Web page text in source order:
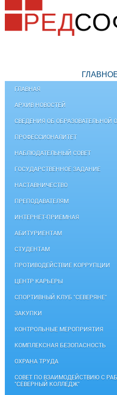
ГЛАВНАЯ
АРХИВ НОВОСТЕЙ
СВЕДЕНИЯ ОБ ОБРАЗОВАТЕЛЬНОЙ
ПРОФЕССИОНАЛИТЕТ
НАБЛЮДАТЕЛЬНЫЙ СОВЕТ
ГОСУДАРСТВЕННОЕ ЗАДАНИЕ
НАСТАВНИЧЕСТВО
ПРЕПОДАВАТЕЛЯМ
ИНТЕРНЕТ-ПРИЕМНАЯ
АБИТУРИЕНТАМ
СТУДЕНТАМ
ПРОТИВОДЕЙСТВИЕ КОРРУПЦИИ
ЦЕНТР КАРЬЕРЫ
СПОРТИВНЫЙ КЛУБ "СЕВЕРЯНЕ"
ЗАКУПКИ
КОНТРОЛЬНЫЕ МЕРОПРИЯТИЯ
КОМПЛЕКСНАЯ БЕЗОПАСНОСТЬ
ОХРАНА ТРУДА
СОВЕТ ПО ВЗАИМОДЕЙСТВИЮ С
"СЕВЕРНЫЙ КОЛЛЕДЖ"